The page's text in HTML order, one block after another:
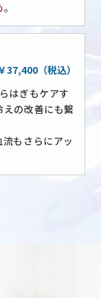
。
37,400（税込）
はぎもケアす
えの改善にも繋
もさらにアッ